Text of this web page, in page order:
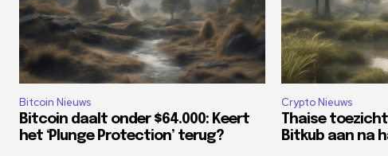
Bitcoin Nieuws
Bitcoin daalt onder $64.000: Keert
het ‘Plunge Protection’ terug?
Crypto Nieuws
Thaise
Bitkub aan na